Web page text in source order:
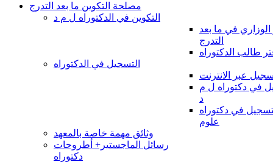
مصلحة التكوين ما بعد التدرج
التكوين في الدكتوراه ل م د
الوزاري في ما بعد
التدرج
طالب الدكتوراه
التسجيل في الدكتوراه
عبر الانترنت
في دكتوراه ل م
د
في دكتوراه
علوم
وثائق مهمة خاصة بالمعهد
رسائل الماجستير+ أطروحات
دكتوراه